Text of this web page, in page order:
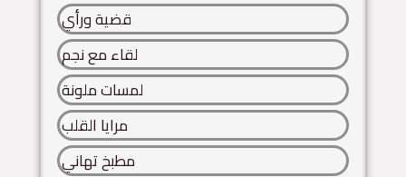
قضية ورأي
لقاء مع نجم
لمسات ملونة
مرايا القلب
مطبخ تهاني